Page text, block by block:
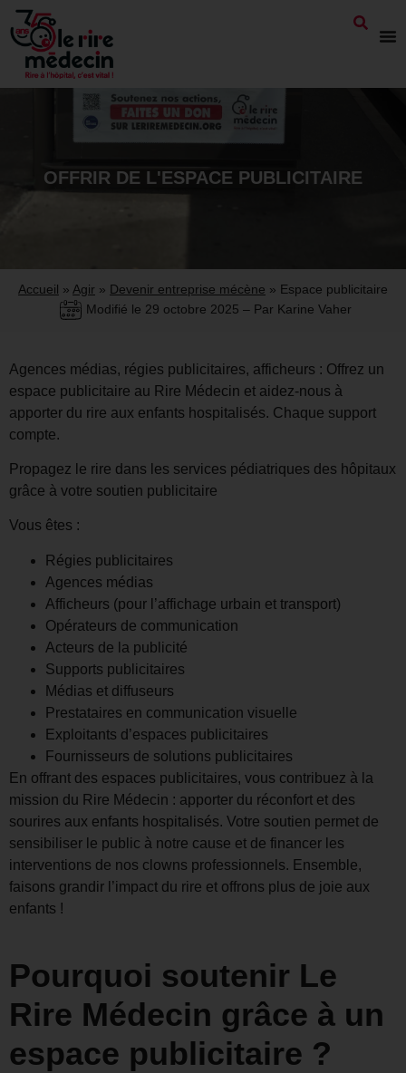
OFFRIR DE L'ESPACE PUBLICITAIRE
Accueil » Agir » Devenir entreprise mécène » Espace publicitaire
Modifié le 29 octobre 2025 – Par Karine Vaher
Agences médias, régies publicitaires, afficheurs : Offrez un
espace publicitaire au Rire Médecin et aidez-nous à
apporter du rire aux enfants hospitalisés. Chaque support
compte.
Propagez le rire dans les services pédiatriques des hôpitaux
grâce à votre soutien publicitaire
Vous êtes :
Régies publicitaires
Agences médias
Afficheurs (pour l’affichage urbain et transport)
Opérateurs de communication
Acteurs de la publicité
Supports publicitaires
Médias et diffuseurs
Prestataires en communication visuelle
Exploitants d’espaces publicitaires
Fournisseurs de solutions publicitaires
En offrant des espaces publicitaires, vous contribuez à la
mission du Rire Médecin : apporter du réconfort et des
sourires aux enfants hospitalisés. Votre soutien permet de
sensibiliser le public à notre cause et de financer les
interventions de nos clowns professionnels. Ensemble,
faisons grandir l’impact du rire et offrons plus de joie aux
enfants !
Pourquoi soutenir Le
Rire Médecin grâce à un
espace publicitaire ?